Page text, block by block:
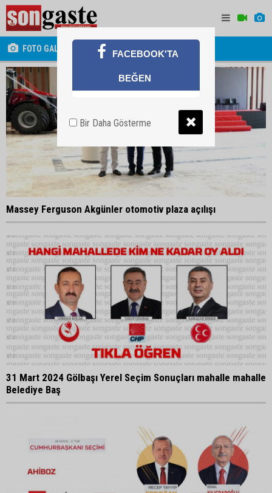
FOTO GALERİ
Massey Ferguson Akgünler otomotiv plaza açılışı
31 Mart 2024 Gölbaşı Yerel Seçim Sonuçları mahalle mahalle
Belediye Baş
FACEBOOK'TA
BEĞEN
Bir Daha Gösterme